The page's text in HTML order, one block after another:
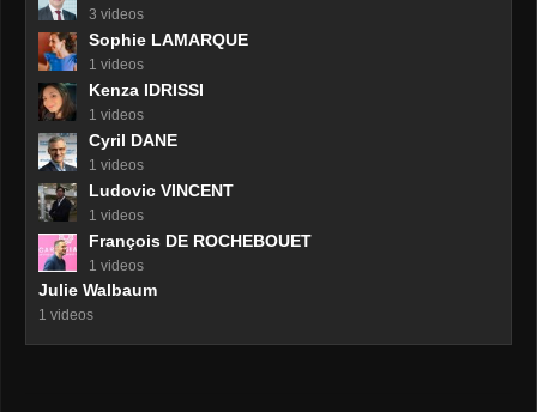
3 videos
Sophie LAMARQUE
1 videos
Kenza IDRISSI
1 videos
Cyril DANE
1 videos
Ludovic VINCENT
1 videos
François DE ROCHEBOUET
1 videos
Julie Walbaum
1 videos